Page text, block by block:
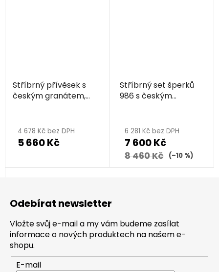
Stříbrný přívěsek s
českým granátem,
4 678 Kč bez DPH
5 660 Kč
Stříbrný set šperků
986 s českým
6 281 Kč bez DPH
7 600 Kč
8 460 Kč (–10 %)
Odebírat newsletter
Vložte svůj e-mail a my vám budeme zasílat
informace o nových produktech na našem e-
shopu.
E-mail